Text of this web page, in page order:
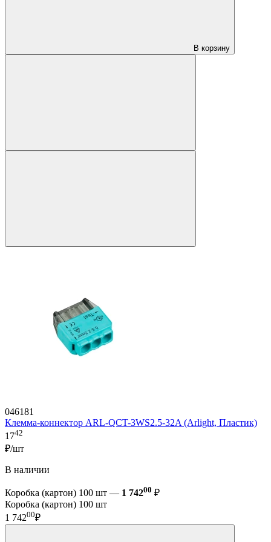
В корзину
046181
Клемма-коннектор ARL-QCT-3WS2.5-32A (Arlight, Пластик)
1742
₽/шт
В наличии
Коробка (картон) 100 шт — 1 74200 ₽
Коробка (картон) 100 шт
1 74200₽